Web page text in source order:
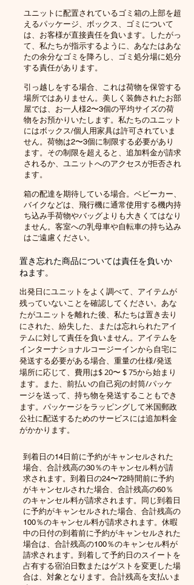
ユニットに配置されているゴミ箱の上部を超
えるパッケージ、ボックス、ゴミについて
は、お客様が直接責任を負います。したがっ
て、私たちが指示するように、あなたはあな
たの余分なゴミを降ろし、ゴミ処分場に処分
する責任があります。
引っ越しをする場合、これは荷物を保管する
場所ではありません。美しく装飾されたお部
屋では、お一人様2〜3個の平均サイズの荷
物をお預かりいたします。私たちのユニット
にはボックス/個人用家具は許可されていま
せん。荷物は2〜3個に制限する必要があり
ます。その制限を超えると、追加料金が請求
されるか、ユニットへのアクセスが拒否され
ます。
箱の配達を期待している場合。ベビーカー、
バイクなどは、飛行機に通常使用する機内持
ち込み手荷物やバッグよりも大きくてはなり
ません。客室への乳母車や自転車の持ち込み
はご遠慮ください。
置き忘れた商品については責任を負いか
ねます。
出発日にユニットをよく調べて、アイテムが
残っていないことを確認してください。あな
たがユニットを離れた後、私たちは置き去り
にされた、紛失した、または忘れられたアイ
テムに対して責任を負いません。アイテムを
インターナショナルコージーインから自宅に
発送する必要がある場合、重量の仕様/発送
場所に応じて、費用は$ 20〜 $ 75から始まり
ます。また、前払いの自己宛の封筒/パッケ
ージを送って、持ち物を発送することもでき
ます。パッケージをラッピングして米国郵政
公社に配送するためのサービスには追加料金
がかかります。
到着日の14日前に予約がキャンセルされた
場合、合計残高の30％のキャンセル料が請
求されます。到着日の24〜72時間前に予約
がキャンセルされた場合、合計残高の60％
のキャンセル料が請求されます。同じ到着日
に予約がキャンセルされた場合、合計残高の
100％のキャンセル料が請求されます。休暇
中の日付の到着前に予約がキャンセルされた
場合は、合計残高の100％のキャンセル料が
請求されます。到着して予約日のスイートを
占有する宿泊日数またはゲストを変更した場
合は、対象となります。合計残高を支払いま